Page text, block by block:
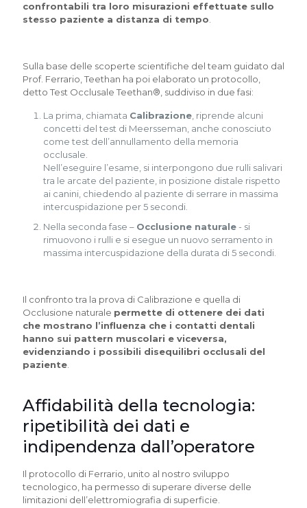
confrontabili tra loro misurazioni effettuate sullo
stesso paziente a distanza di tempo
Sulla base delle scoperte scientifiche del team guidato dal
Prof. Ferrario, Teethan ha poi elaborato un protocollo,
detto Test Occlusale Teethan®, suddiviso in due fasi:
La prima, chiamata Calibrazione , riprende alcuni
concetti del test di Meersseman, anche conosciuto
come test dell’annullamento della memoria
occlusale.
Nell’eseguire l’esame, si interpongono due rulli salivari
tra le arcate del paziente, in posizione distale rispetto
ai canini, chiedendo al paziente di serrare in massima
intercuspidazione per 5 secondi.
Nella seconda fase – Occlusione naturale- si
rimuovono i rulli e si esegue un nuovo serramento in
massima intercuspidazione della durata di 5 secondi.
Il confronto tra la prova di Calibrazione e quella di
Occlusione naturale permette di ottenere dei dati
che mostrano l’influenza che i contatti dentali
hanno sui pattern muscolari e viceversa,
evidenziando i possibili disequilibri occlusali del
paziente
Affidabilità della tecnologia:
ripetibilità dei dati e
indipendenza dall’operatore
Il protocollo di Ferrario, unito al nostro sviluppo
tecnologico, ha permesso di superare diverse delle
limitazioni dell’elettromiografia di superficie.